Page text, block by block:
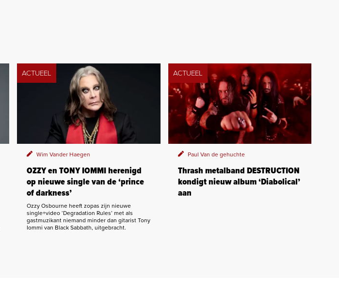
ACTUEEL
Wim Vander Haegen
OZZY en TONY IOMMI herenigd
op nieuwe single van de ‘prince
of darkness’
Ozzy Osbourne heeft zopas zijn nieuwe
single+video ‘Degradation Rules’ met als
gastmuzikant niemand minder dan gitarist Tony
Iommi van Black Sabbath, uitgebracht.
ACTUEEL
Paul Van de gehuchte
Thrash metalband DESTRUCTION
kondigt nieuw album ‘Diabolical’
aan